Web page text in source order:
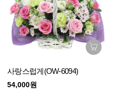
사랑스럽게(OW-6094)
54,000원